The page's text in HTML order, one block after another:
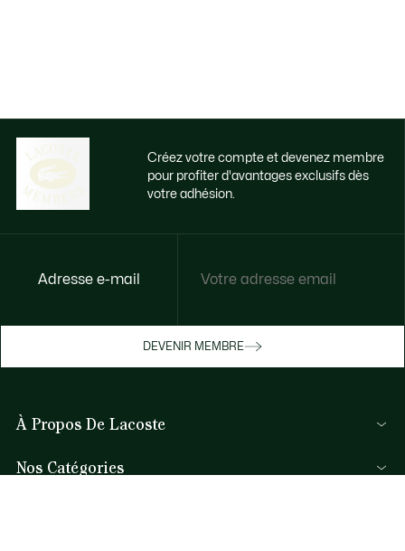
Créez votre compte et devenez membre
pour profiter d'avantages exclusifs dès
votre adhésion.
Adresse e-mail
DEVENIR MEMBRE
À Propos De Lacoste
Nos Catégories
Accédez à des avantages exclusifs dès
Devenez membre ou connectez-vous pour
bénéficier de cadeaux membres au fil de